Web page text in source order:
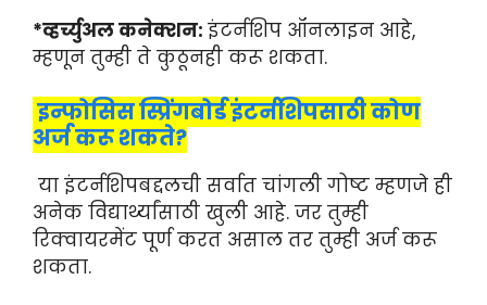
*व्हर्च्युअल कनेक्शन: इंटर्नशिप ऑनलाइन आहे,
म्हणून तुम्ही ते कुठूनही करू शकता.
इन्फोसिस स्प्रिंगबोर्ड इंटर्नशिपसाठी कोण
अर्ज करू शकते?
या इंटर्नशिपबद्दलची सर्वात चांगली गोष्ट म्हणजे ही
अनेक विद्यार्थ्यांसाठी खुली आहे. जर तुम्ही
रिक्वायरमेंट पूर्ण करत असाल तर तुम्ही अर्ज करू
शकता.